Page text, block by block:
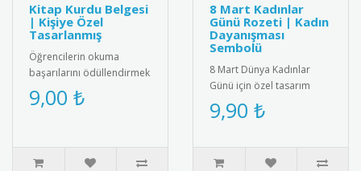
Kitap Kurdu Belgesi
| Kişiye Özel
Tasarlanmış
Öğrencilerin okuma
başarılarını ödüllendirmek
için özel tasarlanmış kitap
kurdu belgeleri. Kişiye öz..
9,00 ₺
8 Mart Kadınlar
Günü Rozeti | Kadın
Dayanışması
Sembolü
8 Mart Dünya Kadınlar
Günü için özel tasarım
rozet. Kadın dayanışmasını
ve eşitliği simgeleyen şık
9,90 ₺